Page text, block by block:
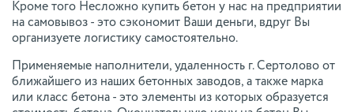
Кроме того Несложно купить бетон у нас на предприятии
на самовывоз - это сэкономит Ваши деньги, вдруг Вы
организуете логистику самостоятельно.
Применяемые наполнители, удаленность г. Сертолово от
ближайшего из наших бетонных заводов, а также марка
или класс бетона - это элементы из которых образуется